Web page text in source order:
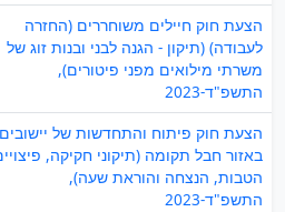
הצעת חוק חיילים משוחררים (החזרה
לעבודה) (תיקון - הגנה לבני ובנות זוג של
משרתי מילואים מפני פיטורים),
התשפ"ד-2023
הצעת חוק פיתוח והתחדשות של יישובים
באזור חבל תקומה (תיקוני חקיקה,
הטבות, הנצחה והוראת שעה),
התשפ"ד-2023